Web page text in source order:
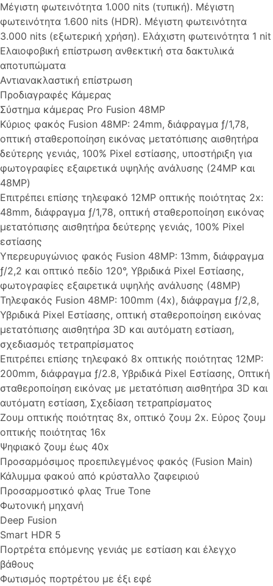
Μέγιστη φωτεινότητα 1.000 nits (τυπική). Μέγιστη
φωτεινότητα 1.600 nits (HDR). Μέγιστη φωτεινότητα
3.000 nits (εξωτερική χρήση). Ελάχιστη φωτεινότητα 1 nit
Ελαιοφοβική επίστρωση ανθεκτική στα δακτυλικά
αποτυπώματα
Αντιανακλαστική επίστρωση
Προδιαγραφές Κάμερας
Σύστημα κάμερας Pro Fusion 48MP
Κύριος φακός Fusion 48MP: 24mm, διάφραγμα ƒ/1,78,
οπτική σταθεροποίηση εικόνας μετατόπισης αισθητήρα
δεύτερης γενιάς, 100% Pixel εστίασης, υποστήριξη για
φωτογραφίες εξαιρετικά υψηλής ανάλυσης (24MP και
48MP)
Επιτρέπει επίσης τηλεφακό 12MP οπτικής ποιότητας 2x:
48mm, διάφραγμα ƒ/1,78, οπτική σταθεροποίηση εικόνας
μετατόπισης αισθητήρα δεύτερης γενιάς, 100% Pixel
εστίασης
Υπερευρυγώνιος φακός Fusion 48MP: 13mm, διάφραγμα
ƒ/2,2 και οπτικό πεδίο 120°, Υβριδικά Pixel Εστίασης,
φωτογραφίες εξαιρετικά υψηλής ανάλυσης (48MP)
Τηλεφακός Fusion 48MP: 100mm (4x), διάφραγμα ƒ/2,8,
Υβριδικά Pixel Εστίασης, οπτική σταθεροποίηση εικόνας
μετατόπισης αισθητήρα 3D και αυτόματη εστίαση,
σχεδιασμός τετραπρίσματος
Επιτρέπει επίσης τηλεφακό 8x οπτικής ποιότητας 12MP:
200mm, διάφραγμα ƒ/2.8, Υβριδικά Pixel Εστίασης, Οπτική
σταθεροποίηση εικόνας με μετατόπιση αισθητήρα 3D και
αυτόματη εστίαση, Σχεδίαση τετραπρίσματος
Ζουμ οπτικής ποιότητας 8x, οπτικό ζουμ 2x. Εύρος ζουμ
οπτικής ποιότητας 16x
Ψηφιακό ζουμ έως 40x
Προσαρμόσιμος προεπιλεγμένος φακός (Fusion Main)
Κάλυμμα φακού από κρύσταλλο ζαφειριού
Προσαρμοστικό φλας True Tone
Φωτονική μηχανή
Deep Fusion
Smart HDR 5
Πορτρέτα επόμενης γενιάς με εστίαση και έλεγχο
βάθους
Φωτισμός πορτρέτου με έξι εφέ